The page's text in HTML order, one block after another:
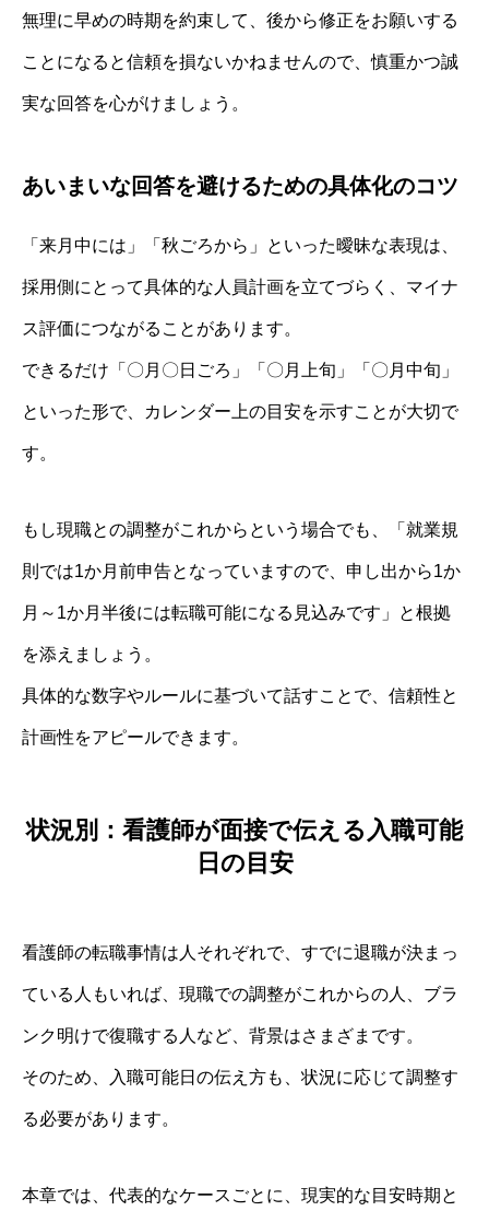
無理に早めの時期を約束して、後から修正をお願いする
ことになると信頼を損ないかねませんので、慎重かつ誠
実な回答を心がけましょう。
あいまいな回答を避けるための具体化のコツ
「来月中には」「秋ごろから」といった曖昧な表現は、
採用側にとって具体的な人員計画を立てづらく、マイナ
ス評価につながることがあります。
できるだけ「〇月〇日ごろ」「〇月上旬」「〇月中旬」
といった形で、カレンダー上の目安を示すことが大切で
す。
もし現職との調整がこれからという場合でも、「就業規
則では1か月前申告となっていますので、申し出から1か
月～1か月半後には転職可能になる見込みです」と根拠
を添えましょう。
具体的な数字やルールに基づいて話すことで、信頼性と
計画性をアピールできます。
状況別：看護師が面接で伝える入職可能
日の目安
看護師の転職事情は人それぞれで、すでに退職が決まっ
ている人もいれば、現職での調整がこれからの人、ブラ
ンク明けで復職する人など、背景はさまざまです。
そのため、入職可能日の伝え方も、状況に応じて調整す
る必要があります。
本章では、代表的なケースごとに、現実的な目安時期と